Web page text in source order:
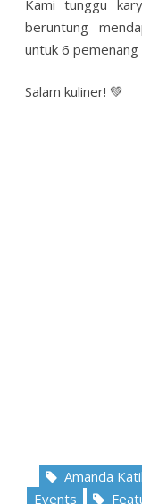
Kami tunggu
beruntung
untuk 6
Salam kuliner! 💚
Amanda
Events